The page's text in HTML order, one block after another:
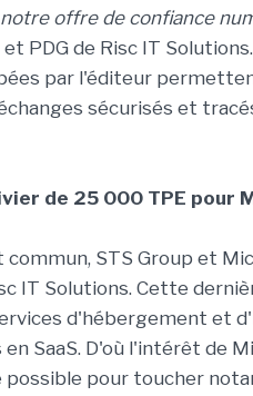
offre de confiance
PDG de Risc IT
par l'éditeur
sécurisés et
de 25 000 TPE pour
commun, STS Group et
IT Solutions. Cette
d'hébergement et
SaaS. D'où l'intérêt de
possible pour toucher